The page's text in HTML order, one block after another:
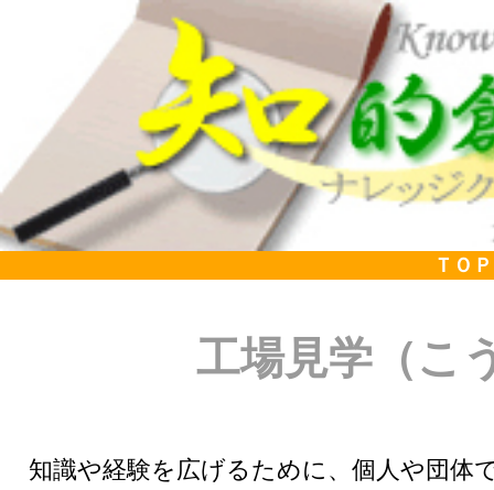
ＴＯＰ
工場見学（こ
知識や経験を広げるために、個人や団体